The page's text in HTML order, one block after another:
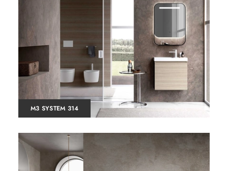
M3 SYSTEM 314